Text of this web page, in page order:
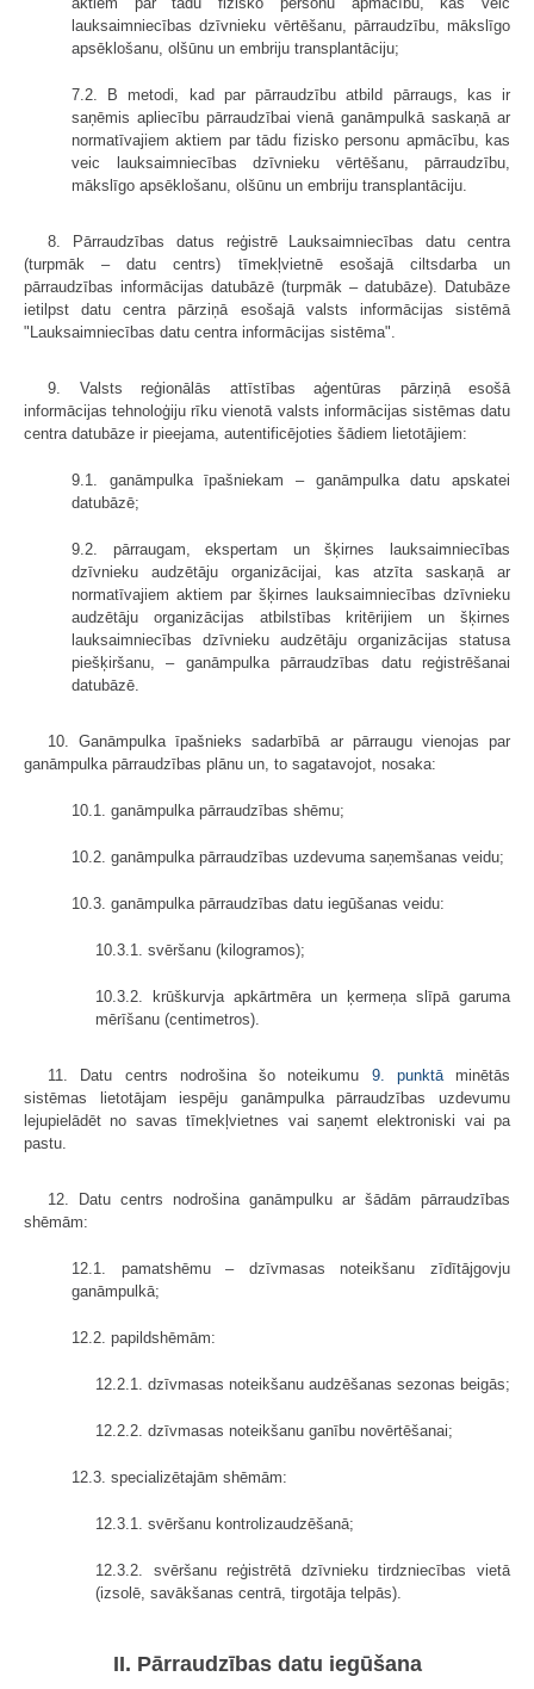
lauksaimniecības dzīvnieku vērtēšanu, pārraudzību, mākslīgo
apsēklošanu, olšūnu un embriju transplantāciju;
7.2. B metodi, kad par pārraudzību atbild pārraugs, kas ir
saņēmis apliecību pārraudzībai vienā ganāmpulkā saskaņā ar
normatīvajiem aktiem par tādu fizisko personu apmācību, kas
veic lauksaimniecības dzīvnieku vērtēšanu, pārraudzību,
mākslīgo apsēklošanu, olšūnu un embriju transplantāciju.
8. Pārraudzības datus reģistrē Lauksaimniecības datu centra
(turpmāk – datu centrs) tīmekļvietnē esošajā ciltsdarba un
pārraudzības informācijas datubāzē (turpmāk – datubāze). Datubāze
ietilpst datu centra pārziņā esošajā valsts informācijas sistēmā
"Lauksaimniecības datu centra informācijas sistēma".
9. Valsts reģionālās attīstības aģentūras pārziņā esošā
informācijas tehnoloģiju rīku vienotā valsts informācijas sistēmas datu
centra datubāze ir pieejama, autentificējoties šādiem lietotājiem:
9.1. ganāmpulka īpašniekam – ganāmpulka datu apskatei
datubāzē;
9.2. pārraugam, ekspertam un šķirnes lauksaimniecības
dzīvnieku audzētāju organizācijai, kas atzīta saskaņā ar
normatīvajiem aktiem par šķirnes lauksaimniecības dzīvnieku
audzētāju organizācijas atbilstības kritērijiem un šķirnes
lauksaimniecības dzīvnieku audzētāju organizācijas statusa
piešķiršanu, – ganāmpulka pārraudzības datu reģistrēšanai
datubāzē.
10. Ganāmpulka īpašnieks sadarbībā ar pārraugu vienojas par
ganāmpulka pārraudzības plānu un, to sagatavojot, nosaka:
10.1. ganāmpulka pārraudzības shēmu;
10.2. ganāmpulka pārraudzības uzdevuma saņemšanas veidu;
10.3. ganāmpulka pārraudzības datu iegūšanas veidu:
10.3.1. svēršanu (kilogramos);
10.3.2. krūškurvja apkārtmēra un ķermeņa slīpā garuma
mērīšanu (centimetros).
11. Datu centrs nodrošina šo noteikumu 9. punktāminētās
sistēmas lietotājam iespēju ganāmpulka pārraudzības uzdevumu
lejupielādēt no savas tīmekļvietnes vai saņemt elektroniski vai pa
pastu.
12. Datu centrs nodrošina ganāmpulku ar šādām pārraudzības
shēmām:
12.1. pamatshēmu – dzīvmasas noteikšanu zīdītājgovju
ganāmpulkā;
12.2. papildshēmām:
12.2.1. dzīvmasas noteikšanu audzēšanas sezonas beigās;
12.2.2. dzīvmasas noteikšanu ganību novērtēšanai;
12.3. specializētajām shēmām:
12.3.1. svēršanu kontrolizaudzēšanā;
12.3.2. svēršanu reģistrētā dzīvnieku tirdzniecības vietā
(izsolē, savākšanas centrā, tirgotāja telpās).
II. Pārraudzības datu iegūšana